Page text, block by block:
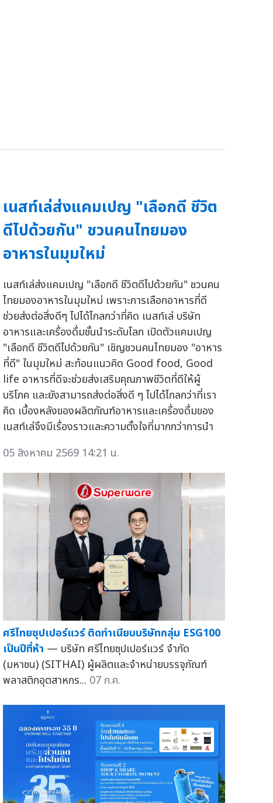
เนสท์เล่ส่งแคมเปญ "เลือกดี ชีวิต
ดีไปด้วยกัน" ชวนคนไทยมอง
อาหารในมุมใหม่
เนสท์เล่ส่งแคมเปญ "เลือกดี ชีวิตดีไปด้วยกัน" ชวนคน
ไทยมองอาหารในมุมใหม่ เพราะการเลือกอาหารที่ดี
ช่วยส่งต่อสิ่งดีๆ ไปได้ไกลกว่าที่คิด เนสท์เล่ บริษัท
อาหารและเครื่องดื่มชั้นนำระดับโลก เปิดตัวแคมเปญ
"เลือกดี ชีวิตดีไปด้วยกัน" เชิญชวนคนไทยมอง "อาหาร
ที่ดี" ในมุมใหม่ สะท้อนแนวคิด Good food, Good
life อาหารที่ดีจะช่วยส่งเสริมคุณภาพชีวิตที่ดีให้ผู้
บริโภค และยังสามารถส่งต่อสิ่งดี ๆ ไปได้ไกลกว่าที่เรา
คิด เบื้องหลังของผลิตภัณฑ์อาหารและเครื่องดื่มของ
เนสท์เล่จึงมีเรื่องราวและความตั้งใจที่มากกว่าการนำ
05 สิงหาคม 2569 14:21 น.
ศรีไทยซุปเปอร์แวร์ ติดทำเนียบบริษัทกลุ่ม ESG100
เป็นปีที่ห้า — บริษัท ศรีไทยซุปเปอร์แวร์ จำกัด
(มหาชน) (SITHAI) ผู้ผลิตและจำหน่ายบรรจุภัณฑ์
พลาสติกอุตสาหกร... 07 ก.ค.